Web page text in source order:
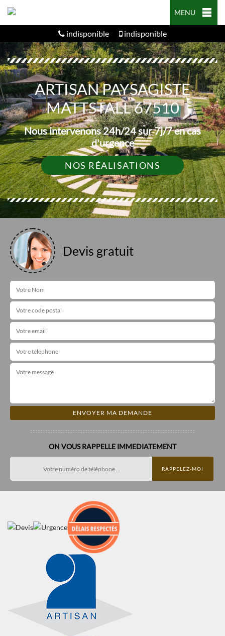
MENU
indisponible indisponible
ARTISAN PAYSAGISTE
MATTSTALL 67510
Nous intervenons 24h/24 sur 7j/7 en cas
d'urgence
NOS RÉALISATIONS
Devis gratuit
ON VOUS RAPPELLE IMMEDIATEMENT